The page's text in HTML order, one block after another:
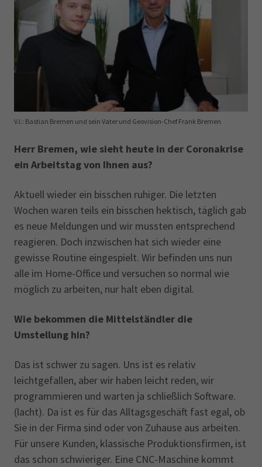
Leichte Sprache
IHK regional
Karriere
Presse
EN
IHK Akademie
Magazin Log-in
34d
Prüfungstermine
Wirtschaftsfachwirt
34f
Negativerklärung
Sachkundeprüfung
Berichtsheft
AEVO
34i
Betriebswirt Prüfbericht
V.l.: Bastian Bremen und sein Vater und Geovision-Chef Frank Bremen
Herr Bremen, wie sieht heute in der Coronakrise
ein Arbeitstag von Ihnen aus?
Aktuell wieder ein bisschen ruhiger. Die letzten
Wochen waren teils ein bisschen hektisch, täglich gab
es neue Meldungen und wir mussten entsprechend
reagieren. Doch inzwischen hat sich wieder eine
gewisse Routine eingespielt. Wir befinden uns nun
alle im Home-Office und versuchen so normal wie
möglich zu arbeiten, nur halt eben digital.
Wie bekommen die Mittelständler die
Umstellung hin?
Das ist schwer zu sagen. Uns ist es relativ
leichtgefallen, aber wir haben leicht reden, wir
programmieren und warten ja schließlich Software.
(lacht). Da ist es für das Alltagsgeschäft fast egal, ob
Sie in der Firma sind oder von Zuhause aus arbeiten.
Für unsere Kunden, klassische Produktionsfirmen, ist
das schon schwieriger. Eine CNC-Maschine kommt